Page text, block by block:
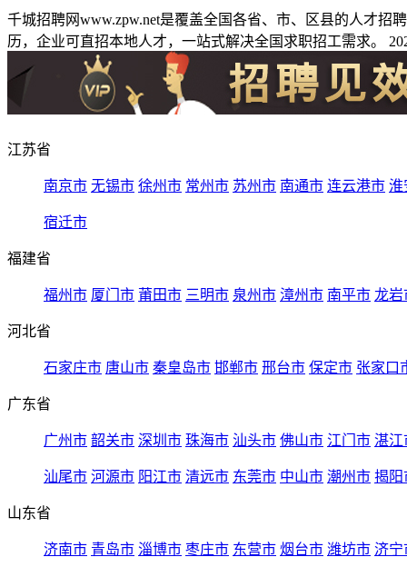
千城招聘网www.zpw.net是覆盖全国各省、市、区县的人才
历，企业可直招本地人才，一站式解决全国求职招工需求。
江苏省
南京市 无锡市 徐州市 常州市 苏州市 南通市 连云港市 淮
宿迁市
福建省
福州市 厦门市 莆田市 三明市 泉州市 漳州市 南平市 龙岩
河北省
石家庄市 唐山市 秦皇岛市 邯郸市 邢台市 保定市 张家口
广东省
广州市 韶关市 深圳市 珠海市 汕头市 佛山市 江门市 湛江
汕尾市 河源市 阳江市 清远市 东莞市 中山市 潮州市 揭阳
山东省
济南市 青岛市 淄博市 枣庄市 东营市 烟台市 潍坊市 济宁